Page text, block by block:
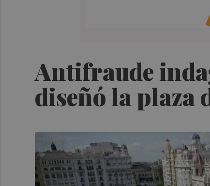
Antifraude
diseñó la plaza